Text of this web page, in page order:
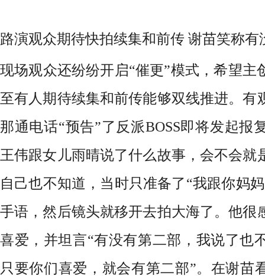
路演观众期待快拍续集和前传 谢苗笑称有
现场观众还纷纷开启“催更”模式，希望主
至有人期待续集和前传能够双线推进。有
那通电话“预告”了反派BOSS即将发起报
王伟跟女儿雨晴说了什么故事，会不会就
自己也不知道，当时只准备了“我跟你妈
手语，然后镜头就移开去拍大海了。他很
喜爱，并坦言“有没有第二部，我说了也
只要你们喜爱，就会有第二部”。 在谢苗